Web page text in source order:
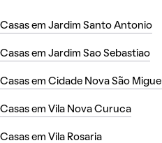
Casas em Jardim Santo Antonio
Casas em Jardim Sao Sebastiao
Casas em Cidade Nova São Miguel
Casas em Vila Nova Curuca
Casas em Vila Rosaria